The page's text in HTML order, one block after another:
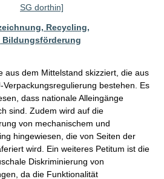
SG dorthin]
Recycling,
Bildungsförderung
aus dem Mittelstand skizziert, die aus
Verpackungsregulierung bestehen. Es
dass nationale Alleingänge
sind. Zudem wird auf die
von mechanischem und
hingewiesen, die von Seiten der
wird. Ein weiteres Petitum ist die
Diskriminierung von
da die Funktionalität